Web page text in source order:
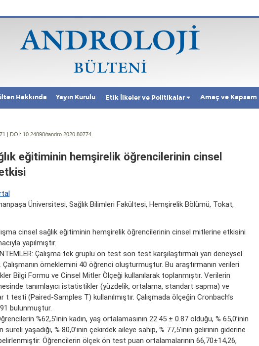
Hakkında Yayın Kurulu Etik İlkeler ve Politikalar Amaç ve Kapsam
| DOI: 10.24898/tandro.2020.80774
eğitiminin hemşirelik öğrencilerinin cinsel
Üniversitesi, Sağlık Bilimleri Fakültesi, Hemşirelik Bölümü, Tokat,
cinsel sağlık eğitiminin hemşirelik öğrencilerinin cinsel mitlerine etkisini
yapılmıştır.
Çalışma tek gruplu ön test son test karşılaştırmalı yarı deneysel
Çalışmanın örneklemini 40 öğrenci oluşturmuştur. Bu araştırmanın verileri
Bilgi Formu ve Cinsel Mitler Ölçeği kullanılarak toplanmıştır. Verilerin
tanımlayıcı istatistikler (yüzdelik, ortalama, standart sapma) ve
t testi (Paired-Samples T) kullanılmıştır. Çalışmada ölçeğin Cronbach’s
bulunmuştur.
%62,5’inin kadın, yaş ortalamasının 22.45 ± 0.87 olduğu, % 65,0’inin
süreli yaşadığı, % 80,0’inin çekirdek aileye sahip, % 77,5’inin gelirinin giderine
Öğrencilerin ölçek ön test puan ortalamalarının 66,70±14,26,